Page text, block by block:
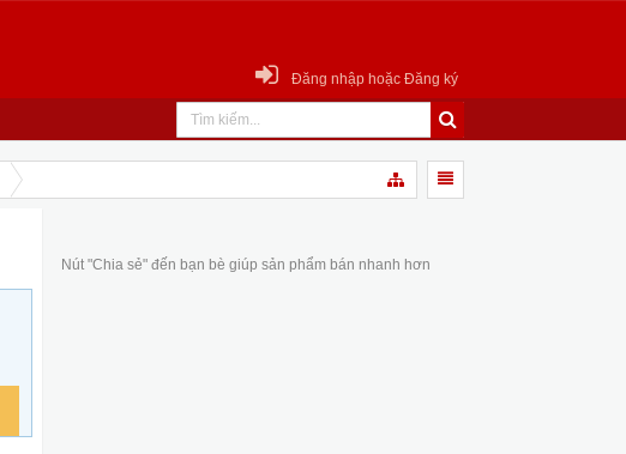
Đăng nhập hoặc Đăng ký
Nút "Chia sẻ" đến bạn bè giúp sản phẩm bán nhanh hơn